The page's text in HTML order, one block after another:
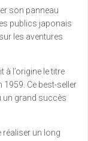
son panneau
publics japonais
les aventures
à l’origine le titre
1959. Ce best-seller
un grand succès
réaliser un long